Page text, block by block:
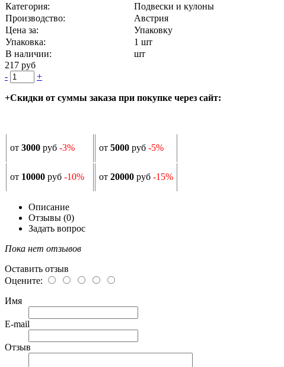
Категория:
Подвески и кулоны
Производство:
Австрия
Цена за:
Упаковку
Упаковка:
1 шт
В наличии:
шт
217 руб
-
+
+Скидки от суммы заказа при покупке через сайт:
от 3000 руб -3% от 5000 руб -5%
от 10000 руб -10% от 20000 руб -15%
Описание
Отзывы (0)
Задать вопрос
Пока нет отзывов
Оставить отзыв
Оцените:
Имя
E-mail
Отзыв